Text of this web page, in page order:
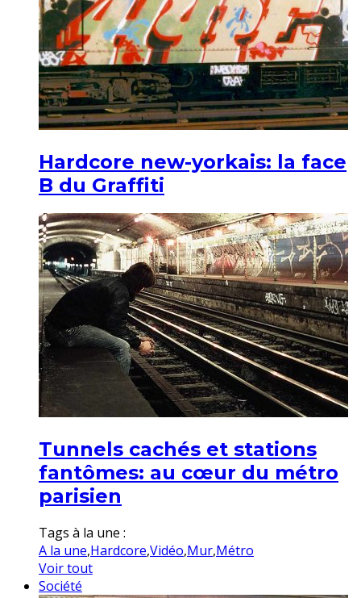
Hardcore new-yorkais: la face
B du Graffiti
Tunnels cachés et stations
fantômes: au cœur du métro
parisien
Tags à la une :
A la une,Hardcore,Vidéo,Mur,Métro
Voir tout
Société